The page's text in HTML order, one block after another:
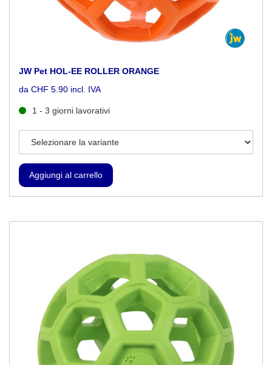
JW Pet HOL-EE ROLLER ORANGE
da CHF 5.90 incl. IVA
1 - 3 giorni lavorativi